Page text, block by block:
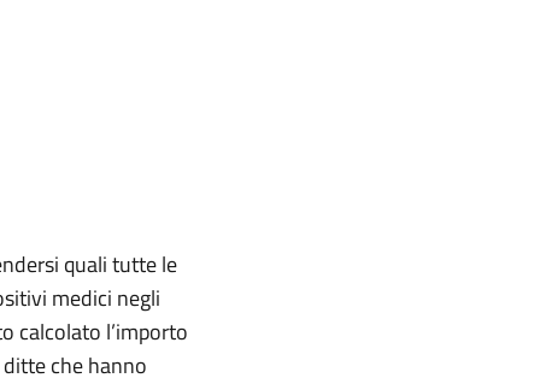
quali tutte le
medici negli
calcolato l’importo
che hanno